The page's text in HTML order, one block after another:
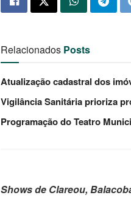
Relacionados Posts
Atualização cadastral dos
Vigilância Sanitária prioriza
Programação do Teatro
Shows de Clareou,